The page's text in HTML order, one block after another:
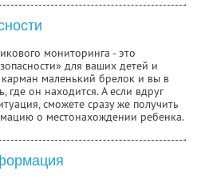
мониторинга - это
для ваших детей и
маленький брелок и вы в
он находится. А если вдруг
сможете сразу же получить
о местонахождении ребенка.